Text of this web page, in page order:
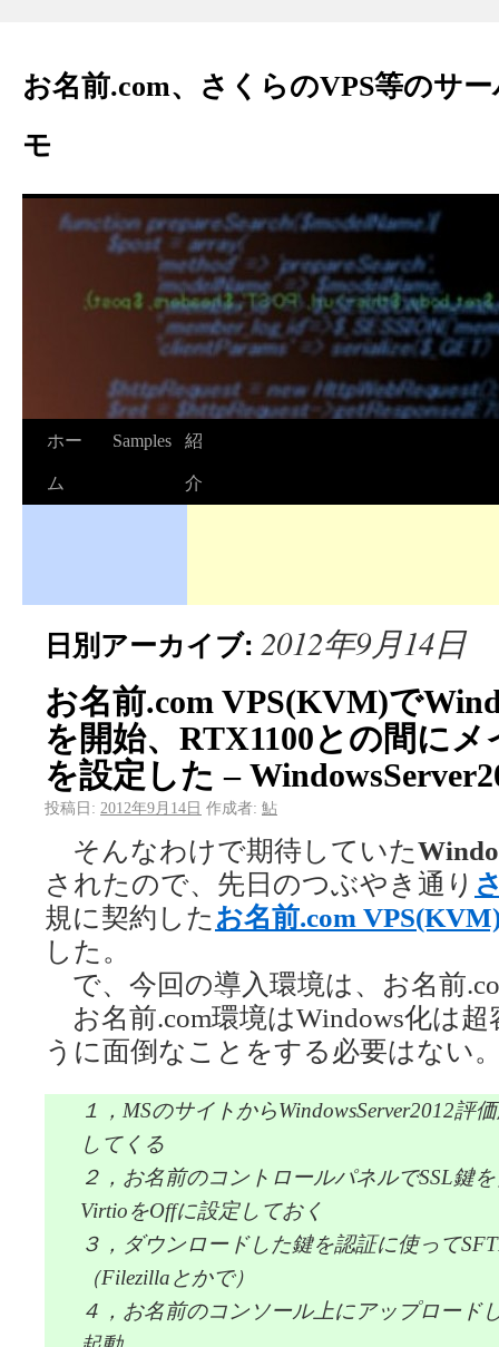
お名前.com、さくらのVPS等のサ
モ
ホー
ム
Samples 紹
介
日別アーカイブ: 2012年9月14日
お名前.com VPS(KVM)で
を開始、RTX1100との間に
を設定した –
投稿日: 2012年9月14日 作成者: 鮎
そんなわけで期待していた
されたので、先日のつぶやき通り
規に契約した お名前.com
した。
で、今回の導入環境は、お名前
お名前.com環境はWindows化は
うに面倒なことをする必要はない
１，MSのサイトからWindowsServer2012評
してくる
２，お名前のコントロールパネルでSSL鍵
VirtioをOffに設定しておく
３，ダウンロードした鍵を認証に使って
（Filezillaとかで）
４，お名前のコンソール上にアップロード